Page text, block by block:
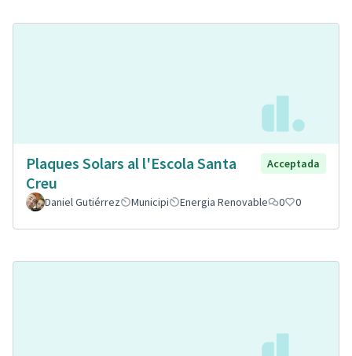
Plaques Solars al l'Escola Santa
Creu
Acceptada
Daniel Gutiérrez Municipi Energia Renovable 0 0